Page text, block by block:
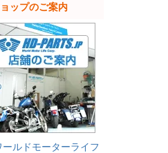
ップのご案内
ールドモーターライフ